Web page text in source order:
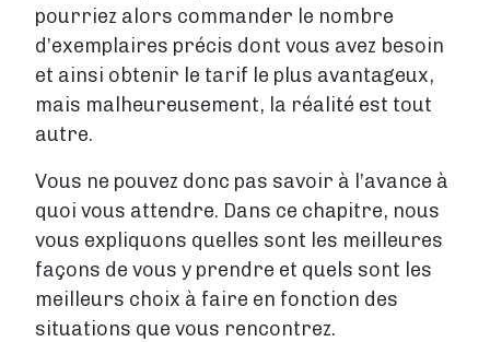
Créer un compte
pourriez alors commander le nombre
d’exemplaires précis dont vous avez besoin
et ainsi obtenir le tarif le plus avantageux,
mais malheureusement, la réalité est tout
autre.
Vous ne pouvez donc pas savoir à l’avance à
quoi vous attendre. Dans ce chapitre, nous
vous expliquons quelles sont les meilleures
façons de vous y prendre et quels sont les
meilleurs choix à faire en fonction des
situations que vous rencontrez.